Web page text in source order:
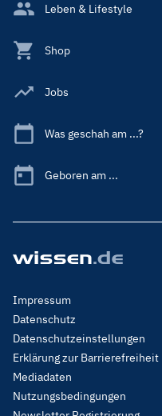
Leben & Lifestyle
Shop
Jobs
Was geschah am ...?
Geboren am ...
Footer
Menu
Legal
Impressum
Datenschutz
Datenschutzeinstellungen
Erklärung zur Barrierefreiheit
Mediadaten
Nutzungsbedingungen